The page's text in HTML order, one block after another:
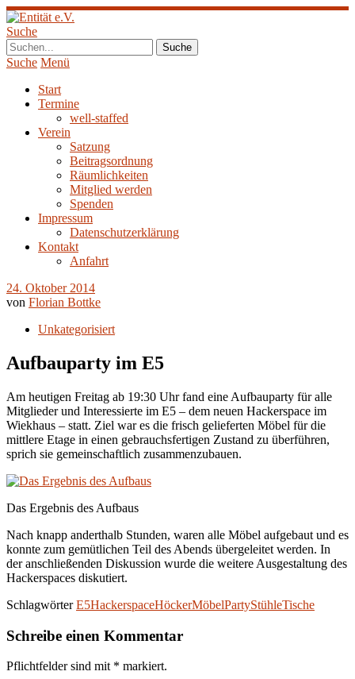
Suche
Suche Menü
Start
Termine
well-staffed
Verein
Satzung
Beitragsordnung
Räumlichkeiten
Mitglied werden
Spenden
Impressum
Datenschutzerklärung
Kontakt
Anfahrt
24. Oktober 2014
von Florian Bottke
Unkategorisiert
Aufbauparty im E5
Am heutigen Freitag ab 19:30 Uhr fand eine Aufbauparty für alle
Mitglieder und Interessierte im E5 – dem neuen Hackerspace im
Wiekhaus – statt. Ziel war es die frisch gelieferten Möbel für die
mittlere Etage in einen gebrauchsfertigen Zustand zu überführen,
sprich sie gemeinschaftlich zusammenzubauen.
Das Ergebnis des Aufbaus
Nach knapp anderthalb Stunden, waren alle Möbel aufgebaut und es
konnte zum gemütlichen Teil des Abends übergeleitet werden. In
der anschließenden Diskussion wurde die weitere Ausgestaltung des
Hackerspaces diskutiert.
Schlagwörter E5HackerspaceHöckerMöbelPartyStühleTische
Schreibe einen Kommentar
Pflichtfelder sind mit * markiert.